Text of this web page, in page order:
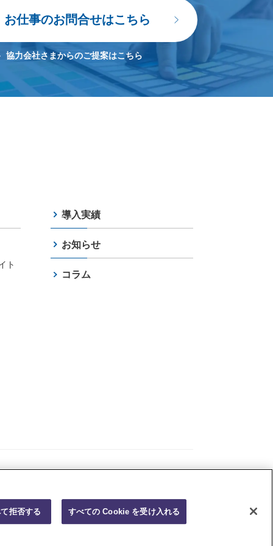
お仕事のお問合せはこちら
協力会社さまからのご提案はこちら
ト
導入実績
お知らせ
コラム
拒否する すべての Cookie を受け入れる